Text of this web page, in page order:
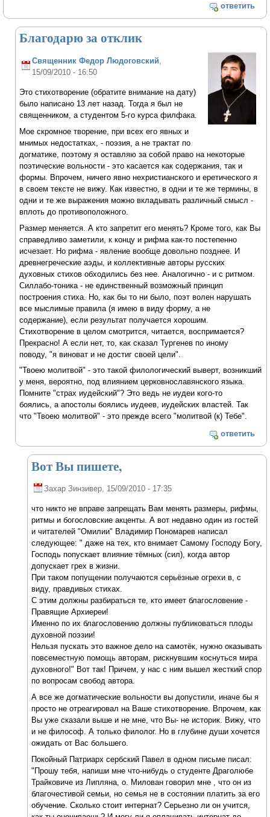
ответить
Благодарю за отклик
Священник Федор Людоговский,
15/09/2010 - 16:50
Это стихотворение (обратите внимание на дату)
было написано 13 лет назад. Тогда я был не
священником, а студентом 5-го курса филфака.
Мое скромное творение, при всех его явных и
мнимых недостатках, - поэзия, а не трактат по
догматике, поэтому я оставляю за собой право на некоторые
поэтические вольности - это касается как содержания, так и
формы. Впрочем, ничего явно нехристианского и еретического я
в своем тексте не вижу. Как известно, в одни и те же термины, в
одни и те же выражения можно вкладывать различный смысл -
вплоть до противоположного.
Размер меняется. А кто запретит его менять? Кроме того, как Вы
справедливо заметили, к концу и рифма как-то постепенно
исчезает. Но рифма - явление вообще довольно позднее. И
древнегреческие аэды, и коллективные авторы русских
духовных стихов обходились без нее. Аналогично - и с ритмом.
Силлабо-тоника - не единственный возможный принцип
построения стиха. Но, как бы то ни было, поэт волен нарушать
все мыслимые правила (я имею в виду форму, а не
содержание), если результат получается хорошим.
Стихотворение в целом смотрится, читается, воспримается?
Прекрасно! А если нет, то, как сказал Тургенев по иному
поводу, "я виноват и не достиг своей цели".
"Твоею молитвой" - это такой филологический выверт, возникший
у меня, вероятно, под влиянием церковнославянского языка.
Помните "страх иудейский"? Это ведь не иудеи кого-то
боялись, а апостолы боялись иудеев, иудейских властей. Так
что "Твоею молитвой" - это прежде всего "молитвой (к) Тебе".
ответить
Вот Вы пишете,
Захар Зинзивер, 15/09/2010 - 17:35
что никто не вправе запрещать Вам менять размеры, рифмы,
ритмы и богословские акценты. А вот недавно один из гостей
и читателей "Омилии" Владимир Пономарев написал
следующее: " даже на тех, кто внимает Самому Господу Богу,
Господь попускает влияние тёмных (сил), когда автор
допускает грех в жизни.
При таком попущении получаются серьёзные огрехи в, с
виду, правдивых стихах.
С этим должны разбираться те, кто имеет благословение -
Правящие Архиереи!
Именно по их благословению должны публиковаться плоды
духовной поэзии!
Нельзя пускать это важное дело на самотёк, нужно оказывать
повсеместную помощь авторам, рискнувшим коснуться мира
духовного!" Вот так! Причем, у нас с ним вышел жесткий спор
по вопросам свобод автора.
А все же догматические вольности вы допустили, иначе бы я
просто не отреагировал на Ваше стихотворение. Впрочем, как
Вы уже сказали выше и не мне, что Вы- не историк. Вижу, что
и не философ. А только филолог. Но в глубине души хочется
ожидать от Вас большего.
Покойный Патриарх сербский Павел в одном письме писал:
"Прошу тебя, напиши мне что-нибудь о студенте Драголюбе
Трайковиче из Липляна, о. Милован говорил мне , что он из
благочестивой семьи, но семья не в состоянии платить за его
обучение. Сколько стоит интернат? Серьезно ли он учится,